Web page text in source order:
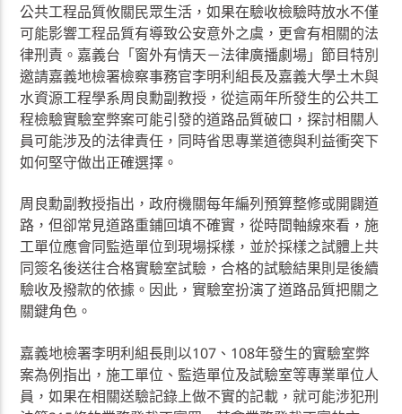
公共工程品質攸關民眾生活，如果在驗收檢驗時放水不僅
可能影響工程品質有導致公安意外之虞，更會有相關的法
律刑責。嘉義台「窗外有情天－法律廣播劇場」節目特別
邀請嘉義地檢署檢察事務官李明利組長及嘉義大學土木與
水資源工程學系周良勳副教授，從這兩年所發生的公共工
程檢驗實驗室弊案可能引發的道路品質破口，探討相關人
員可能涉及的法律責任，同時省思專業道德與利益衝突下
如何堅守做出正確選擇。
周良勳副教授指出，政府機關每年編列預算整修或開闢道
路，但卻常見道路重鋪回填不確實，從時間軸線來看，施
工單位應會同監造單位到現場採樣，並於採樣之試體上共
同簽名後送往合格實驗室試驗，合格的試驗結果則是後續
驗收及撥款的依據。因此，實驗室扮演了道路品質把關之
關鍵角色。
嘉義地檢署李明利組長則以107、108年發生的實驗室弊
案為例指出，施工單位、監造單位及試驗室等專業單位人
員，如果在相關送驗記錄上做不實的記載，就可能涉犯刑